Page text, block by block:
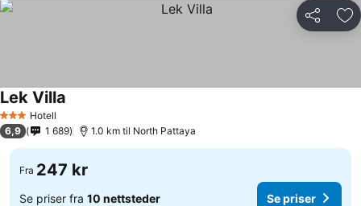
Del
3 StjernerHotell
Lek Villa
6,9 1 689 1.0 km til North Pattaya
Fra 247 kr
Se priser fra 10 nettsteder Se priser